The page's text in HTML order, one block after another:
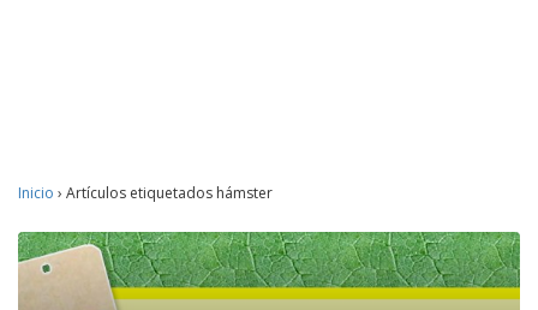
Inicio › Artículos etiquetados hámster